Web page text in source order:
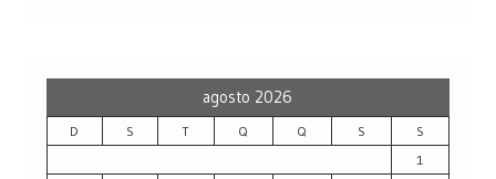
agosto 2026
D S T Q Q S
S
1